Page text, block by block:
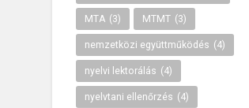
MTA (3) MTMT (3)
nemzetközi együttműködés (4)
nyelvi lektorálás (4)
nyelvtani ellenőrzés (4)